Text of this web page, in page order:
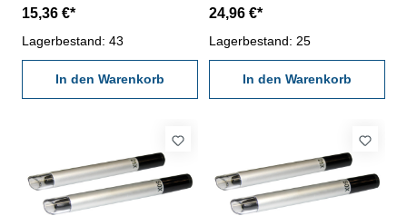
15,36 €*
Lagerbestand: 43
In den Warenkorb
Dioptrie 25 Sichtfeld 4,0 mm
Messlänge 3,0 mm Teilung
0,05 mm, Skalierung A
24,96 €*
Lagerbestand: 25
In den Warenkorb